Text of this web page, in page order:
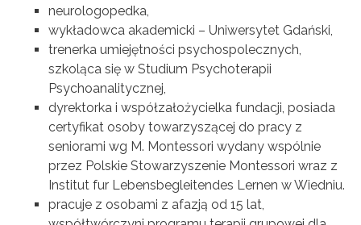
neurologopedka,
wykładowca akademicki – Uniwersytet Gdański,
trenerka umiejętności psychospolecznych,
szkoląca się w Studium Psychoterapii
Psychoanalitycznej,
dyrektorka i współzałożycielka fundacji, posiada
certyfikat osoby towarzyszącej do pracy z
seniorami wg M. Montessori wydany wspólnie
przez Polskie Stowarzyszenie Montessori wraz z
Institut fur Lebensbegleitendes Lernen w Wiedniu.
pracuje z osobami z afazją od 15 lat,